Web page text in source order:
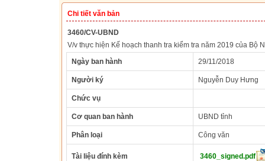
Chi tiết văn bản
3460/CV-UBND
V/v thực hiện Kế hoạch thanh tra kiểm tra năm 2019 của Bộ
Ngày ban hành
29/11/2018
Người ký Nguyễn Duy Hưng
Chức vụ
Cơ quan ban hành UBND tỉnh
Phân loại Công văn
Tài liệu đính kèm 3460_signed.pdf